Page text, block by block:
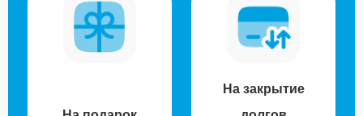
На закрытие